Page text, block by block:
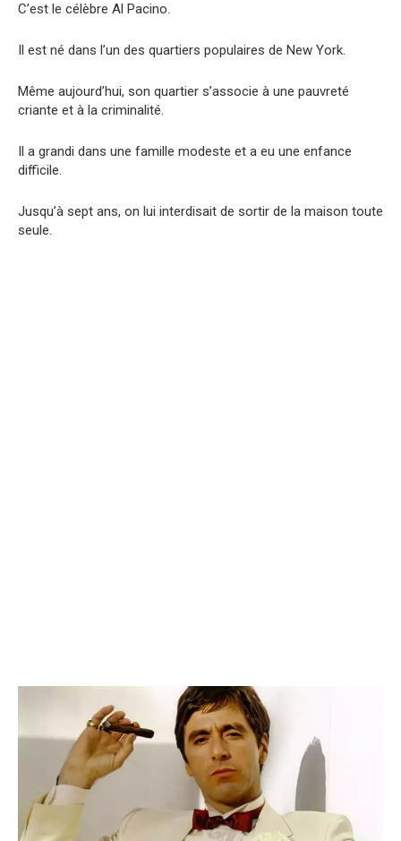
C’est le célèbre Al Pacino.
Il est né dans l’un des quartiers populaires de New York.
Même aujourd’hui, son quartier s’associe à une pauvreté
criante et à la criminalité.
Il a grandi dans une famille modeste et a eu une enfance
difficile.
Jusqu’à sept ans, on lui interdisait de sortir de la maison toute
seule.